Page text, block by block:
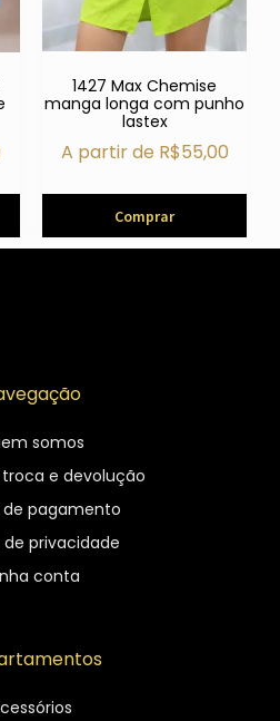
1427 Max Chemise
manga longa com punho
lastex
A partir de R$55,00
Comprar
somos
e devolução
de pagamento
privacidade
conta